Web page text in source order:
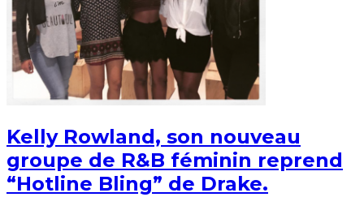
Kelly Rowland, son nouveau
groupe de R&B féminin reprend
“Hotline Bling” de Drake.